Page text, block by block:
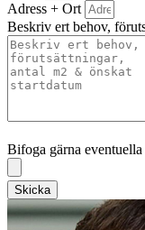
Adress + Ort
Beskriv ert behov,
Bifoga gärna
Skicka